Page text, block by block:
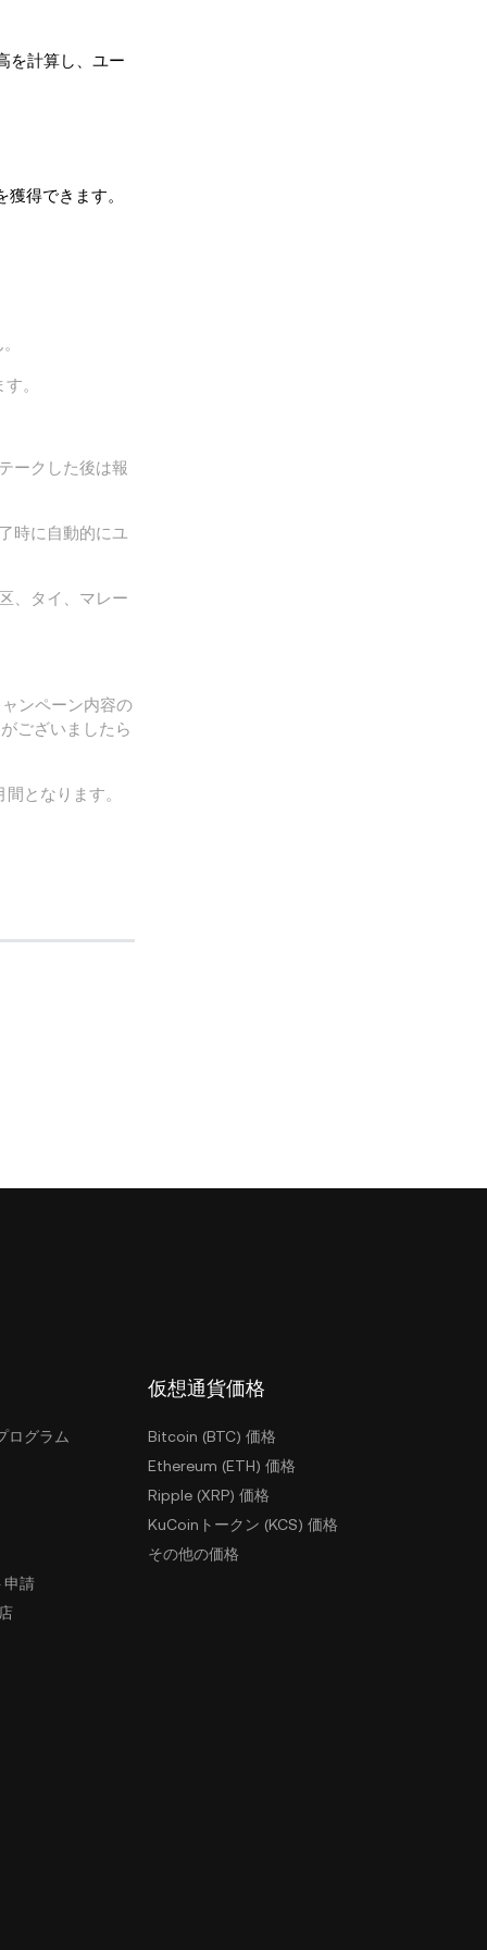
を計算し、ユー
得できます。
。
ークした後は報
時に自動的にユ
、タイ、マレー
ンペーン内容の
ございましたら
となります。
ログラム
申請
仮想通貨価格
Bitcoin (BTC) 価格
Ethereum (ETH) 価格
Ripple (XRP) 価格
KuCoinトークン (KCS) 価格
その他の価格